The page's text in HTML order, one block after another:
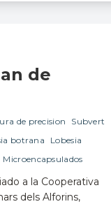
de
de precision
Subvert
botrana
Lobesia
Microencapsulados
a la Cooperativa
dels Alforins,